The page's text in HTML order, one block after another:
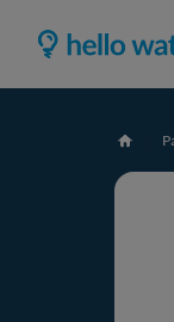
Accueil